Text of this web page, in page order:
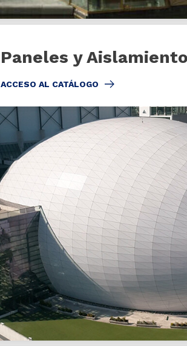
Paneles y Aislamiento
ACCESO AL CATÁLOGO